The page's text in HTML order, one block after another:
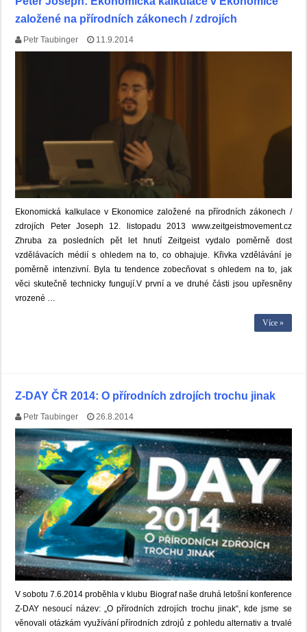
založené na přírodních zákonech / zdrojích
Petr Taubinger 11.9.2014
Ekonomická kalkulace v Ekonomice založené na přírodních zákonech /
zdrojích Peter Joseph 12. listopadu 2013 www.zeitgeistmovement.cz
Zhruba za posledních pět let hnutí Zeitgeist vydalo poměrně dost
vzdělávacích médií s ohledem na to, co obhajuje. Křivka vzdělávání je
poměrně intenzivní. Byla tu tendence zobecňovat s ohledem na to, jak
věci skutečně technicky fungují.V první a ve druhé části jsou upřesněny
vrozené …
Více »
Z-DAY ČR 2014: O přírodních zdrojích trochu jinak
Petr Taubinger 26.8.2014
V sobotu 7.6.2014 proběhla v klubu Biograf naše druhá letošní konference
Z-DAY nesoucí název: „O přírodních zdrojích trochu jinak“, kde jsme se
věnovali otázkám využívání přírodních zdrojů z pohledu alternativ a trvalé